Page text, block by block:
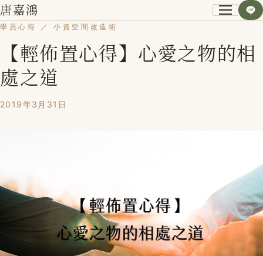
唐嘉鴻
關於我
小資空間改造術
學員心得
學員心得 ／ 小資空間改造術
【輕佈置心得】心愛之物的相
處之道
2019年3月31日